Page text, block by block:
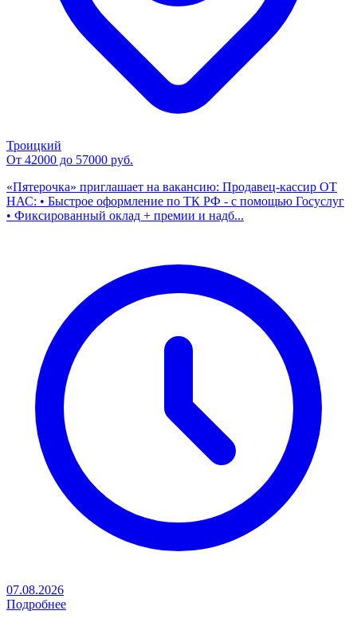
Троицкий
От 42000 до 57000 руб.
«Пятерочка» приглашает на вакансию: Продавец-кассир ОТ
НАС: • Быстрое оформление по ТК РФ - с помощью Госуслуг
• Фиксированный оклад + премии и надб...
07.08.2026
Подробнее